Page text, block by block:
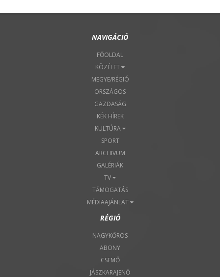
NAVIGÁCIÓ
FŐOLDAL
KÖZÉLET
MEGYE/RÉGIÓ
ORSZÁGOS
GAZDASÁG
KÉK HÍREK
KULTÚRA
SPORT
ARCHIVUM
GALÉRIÁK
TV
TÁMOGATÁS
MÉDIAAJÁNLAT
RÉGIÓ
NAGYKŐRÖS
ABONY
CSEMŐ
JÁSZKARAJENŐ